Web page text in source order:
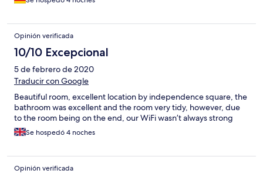
Opinión verificada
10/10 Excepcional
5 de febrero de 2020
Traducir con Google
Beautiful room, excellent location by independence square, the
bathroom was excellent and the room very tidy, however, due
to the room being on the end, our WiFi wasn’t always strong
Se hospedó 4 noches
Opinión verificada